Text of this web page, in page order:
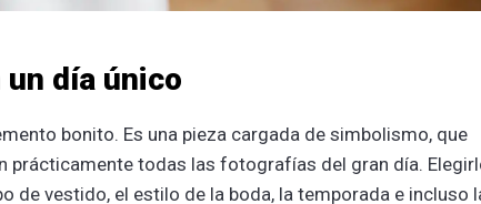
día único
bonito. Es una pieza cargada de simbolismo, que
prácticamente todas las fotografías del gran día.
de vestido, el estilo de la boda, la temporada e incluso